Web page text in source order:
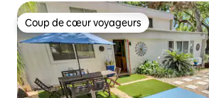
Coup de cœur voyageurs
Coup de cœur voyageurs